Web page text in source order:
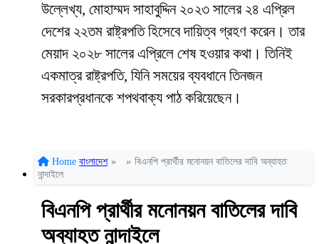
উল্লেখ্য, মোহাম্মদ সাহাবুদ্দিন ২০২৩ সালের ২৪ এপ্রিল
দেশের ২২তম রাষ্ট্রপতি হিসেবে দায়িত্ব গ্রহণ করেন। তার
মেয়াদ ২০২৮ সালের এপ্রিলে শেষ হওয়ার কথা। তিনিই
একমাত্র রাষ্ট্রপতি, যিনি সময়ের ব্যবধানে তিনজন
সরকারপ্রধানকে শপথবাক্য পাঠ করিয়েছেন।
Home বাংলাদেশ » » বিএনপি প্রার্থীর মনোনয়ন বাতিলের দাবি অব্যাহত
নান্দাইলে
বিএনপি প্রার্থীর মনোনয়ন বাতিলের দাবি
অব্যাহত নান্দাইলে